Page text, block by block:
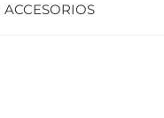
ACCESORIOS